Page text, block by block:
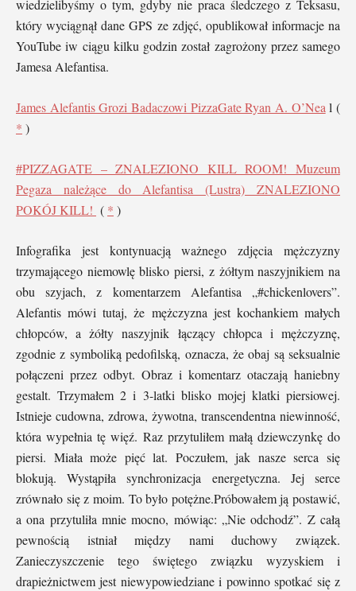
wiedzielibyśmy o tym, gdyby nie praca śledczego z Teksasu,
który wyciągnął dane GPS ze zdjęć, opublikował informacje na
YouTube iw ciągu kilku godzin został zagrożony przez samego
Jamesa Alefantisa.
James Alefantis Grozi Badaczowi PizzaGate Ryan A. O’Neal (
* )
#PIZZAGATE – ZNALEZIONO KILL ROOM! Muzeum
Pegaza należące do Alefantisa (Lustra) ZNALEZIONO
POKÓJ KILL! ( * )
Infografika jest kontynuacją ważnego zdjęcia mężczyzny
trzymającego niemowlę blisko piersi, z żółtym naszyjnikiem na
obu szyjach, z komentarzem Alefantisa „#chickenlovers”.
Alefantis mówi tutaj, że mężczyzna jest kochankiem małych
chłopców, a żółty naszyjnik łączący chłopca i mężczyznę,
zgodnie z symboliką pedofilską, oznacza, że ​​obaj są seksualnie
połączeni przez odbyt. Obraz i komentarz otaczają haniebny
gestalt. Trzymałem 2 i 3-latki blisko mojej klatki piersiowej.
Istnieje cudowna, zdrowa, żywotna, transcendentna niewinność,
która wypełnia tę więź. Raz przytuliłem małą dziewczynkę do
piersi. Miała może pięć lat. Poczułem, jak nasze serca się
blokują. Wystąpiła synchronizacja energetyczna. Jej serce
zrównało się z moim. To było potężne.Próbowałem ją postawić,
a ona przytuliła mnie mocno, mówiąc: „Nie odchodź”. Z całą
pewnością istniał między nami duchowy związek.
Zanieczyszczenie tego świętego związku wyzyskiem i
drapieżnictwem jest niewypowiedziane i powinno spotkać się z